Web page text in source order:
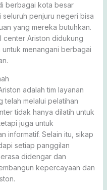
berbagai kota besar
penjuru negeri bisa
yang mereka butuhkan.
center Ariston didukung
menangani berbagai
adalah tim layanan
melalui pelatihan
tidak hanya dilatih untuk
juga untuk
informatif. Selain itu, sikap
setiap panggilan
didengar dan
kepercayaan dan